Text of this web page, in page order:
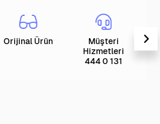
Orijinal Ürün
Müşteri
Hizmetleri
444 0 131